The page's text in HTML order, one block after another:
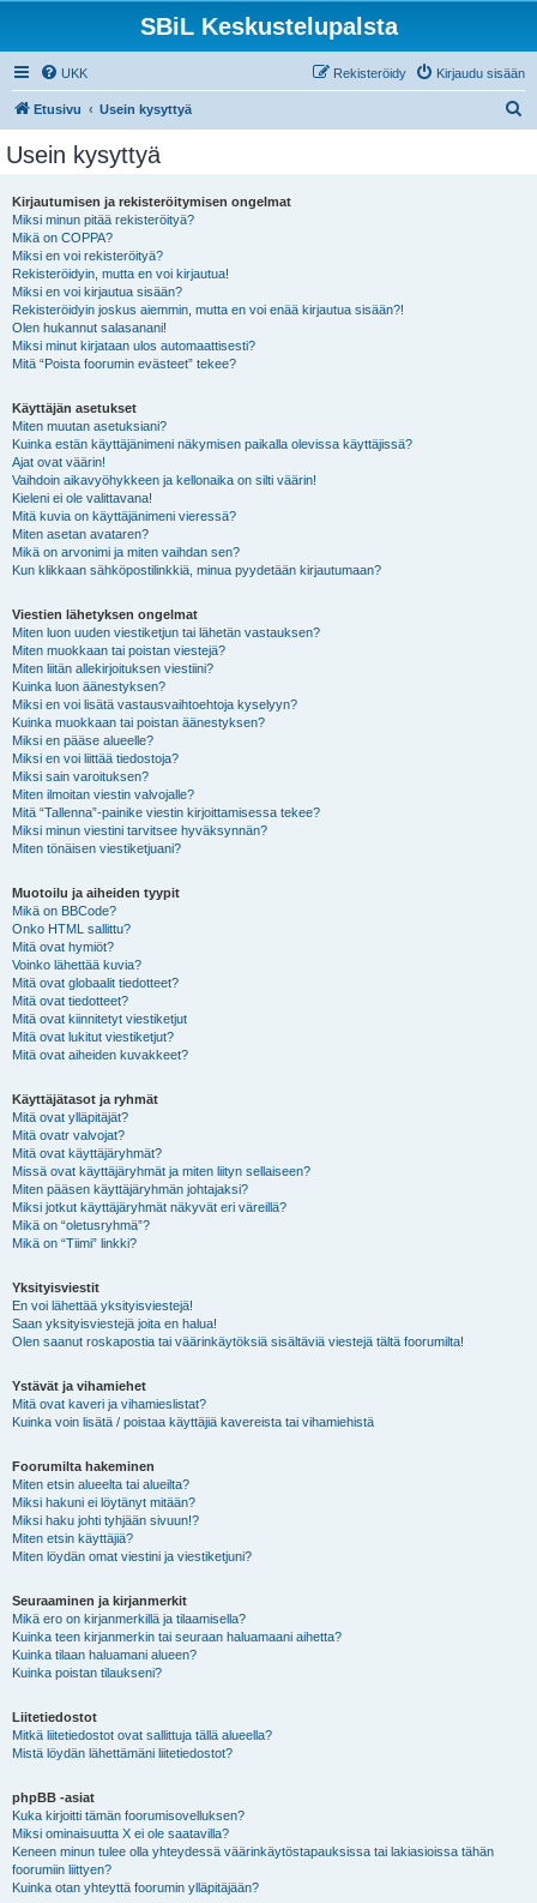
SBiL Keskustelupalsta
UKK Kirjaudu sisään
Rekisteröidy
Etusivu Usein kysyttyä
Usein kysyttyä
Kirjautumisen ja rekisteröitymisen ongelmat
Miksi minun pitää rekisteröityä?
Mikä on COPPA?
Miksi en voi rekisteröityä?
Rekisteröidyin, mutta en voi kirjautua!
Miksi en voi kirjautua sisään?
Rekisteröidyin joskus aiemmin, mutta en voi enää kirjautua sisään?!
Olen hukannut salasanani!
Miksi minut kirjataan ulos automaattisesti?
Mitä “Poista foorumin evästeet” tekee?
Käyttäjän asetukset
Miten muutan asetuksiani?
Kuinka estän käyttäjänimeni näkymisen paikalla olevissa käyttäjissä?
Ajat ovat väärin!
Vaihdoin aikavyöhykkeen ja kellonaika on silti väärin!
Kieleni ei ole valittavana!
Mitä kuvia on käyttäjänimeni vieressä?
Miten asetan avataren?
Mikä on arvonimi ja miten vaihdan sen?
Kun klikkaan sähköpostilinkkiä, minua pyydetään kirjautumaan?
Viestien lähetyksen ongelmat
Miten luon uuden viestiketjun tai lähetän vastauksen?
Miten muokkaan tai poistan viestejä?
Miten liitän allekirjoituksen viestiini?
Kuinka luon äänestyksen?
Miksi en voi lisätä vastausvaihtoehtoja kyselyyn?
Kuinka muokkaan tai poistan äänestyksen?
Miksi en pääse alueelle?
Miksi en voi liittää tiedostoja?
Miksi sain varoituksen?
Miten ilmoitan viestin valvojalle?
Mitä “Tallenna”-painike viestin kirjoittamisessa tekee?
Miksi minun viestini tarvitsee hyväksynnän?
Miten tönäisen viestiketjuani?
Muotoilu ja aiheiden tyypit
Mikä on BBCode?
Onko HTML sallittu?
Mitä ovat hymiöt?
Voinko lähettää kuvia?
Mitä ovat globaalit tiedotteet?
Mitä ovat tiedotteet?
Mitä ovat kiinnitetyt viestiketjut
Mitä ovat lukitut viestiketjut?
Mitä ovat aiheiden kuvakkeet?
Käyttäjätasot ja ryhmät
Mitä ovat ylläpitäjät?
Mitä ovatr valvojat?
Mitä ovat käyttäjäryhmät?
Missä ovat käyttäjäryhmät ja miten liityn sellaiseen?
Miten pääsen käyttäjäryhmän johtajaksi?
Miksi jotkut käyttäjäryhmät näkyvät eri väreillä?
Mikä on “oletusryhmä”?
Mikä on “Tiimi” linkki?
Yksityisviestit
En voi lähettää yksityisviestejä!
Saan yksityisviestejä joita en halua!
Olen saanut roskapostia tai väärinkäytöksiä sisältäviä viestejä tältä foorumilta!
Ystävät ja vihamiehet
Mitä ovat kaveri ja vihamieslistat?
Kuinka voin lisätä / poistaa käyttäjiä kavereista tai vihamiehistä
Foorumilta hakeminen
Miten etsin alueelta tai alueilta?
Miksi hakuni ei löytänyt mitään?
Miksi haku johti tyhjään sivuun!?
Miten etsin käyttäjiä?
Miten löydän omat viestini ja viestiketjuni?
Seuraaminen ja kirjanmerkit
Mikä ero on kirjanmerkillä ja tilaamisella?
Kuinka teen kirjanmerkin tai seuraan haluamaani aihetta?
Kuinka tilaan haluamani alueen?
Kuinka poistan tilaukseni?
Liitetiedostot
Mitkä liitetiedostot ovat sallittuja tällä alueella?
Mistä löydän lähettämäni liitetiedostot?
phpBB -asiat
Kuka kirjoitti tämän foorumisovelluksen?
Miksi ominaisuutta X ei ole saatavilla?
Keneen minun tulee olla yhteydessä väärinkäytöstapauksissa tai lakiasioissa tähän
foorumiin liittyen?
Kuinka otan yhteyttä foorumin ylläpitäjään?